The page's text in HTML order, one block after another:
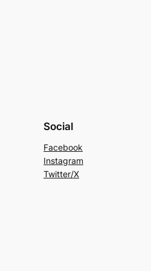
Social
Facebook
Instagram
Twitter/X